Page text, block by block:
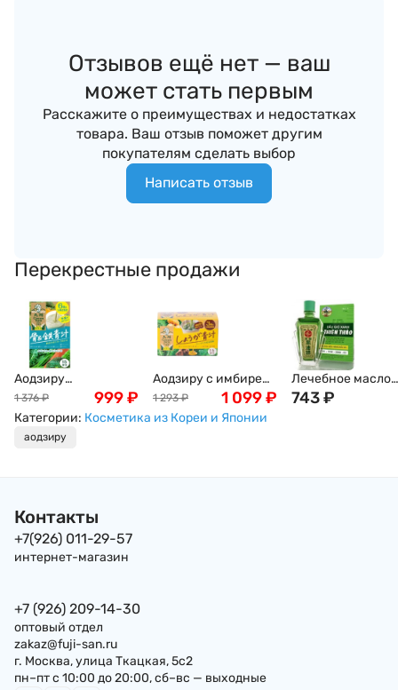
Отзывов ещё нет — ваш
может стать первым
Расскажите о преимуществах и недостатках
товара. Ваш отзыв поможет другим
покупателям сделать выбор
Написать отзыв
Перекрестные продажи
Аодзиру
йогуртовый с
железом, кальцием
и витамином Д
Bone&Iron Aojiru, 45г
1 376 ₽ 999₽
Аодзиру с имбирем
Ginger Aojiru Yakuhin,
45г Япония
1 293 ₽ 1 099₽
Лечебное масло
Тхиен Тао (Thien
743₽
Категории: Косметика из Кореи и Японии
аодзиру
Контакты
+7(926) 011-29-57
интернет-магазин
+7 (926) 209-14-30
оптовый отдел
zakaz@fuji-san.ru
г. Москва, улица Ткацкая, 5с2
пн–пт с 10:00 до 20:00, сб–вс — выходные